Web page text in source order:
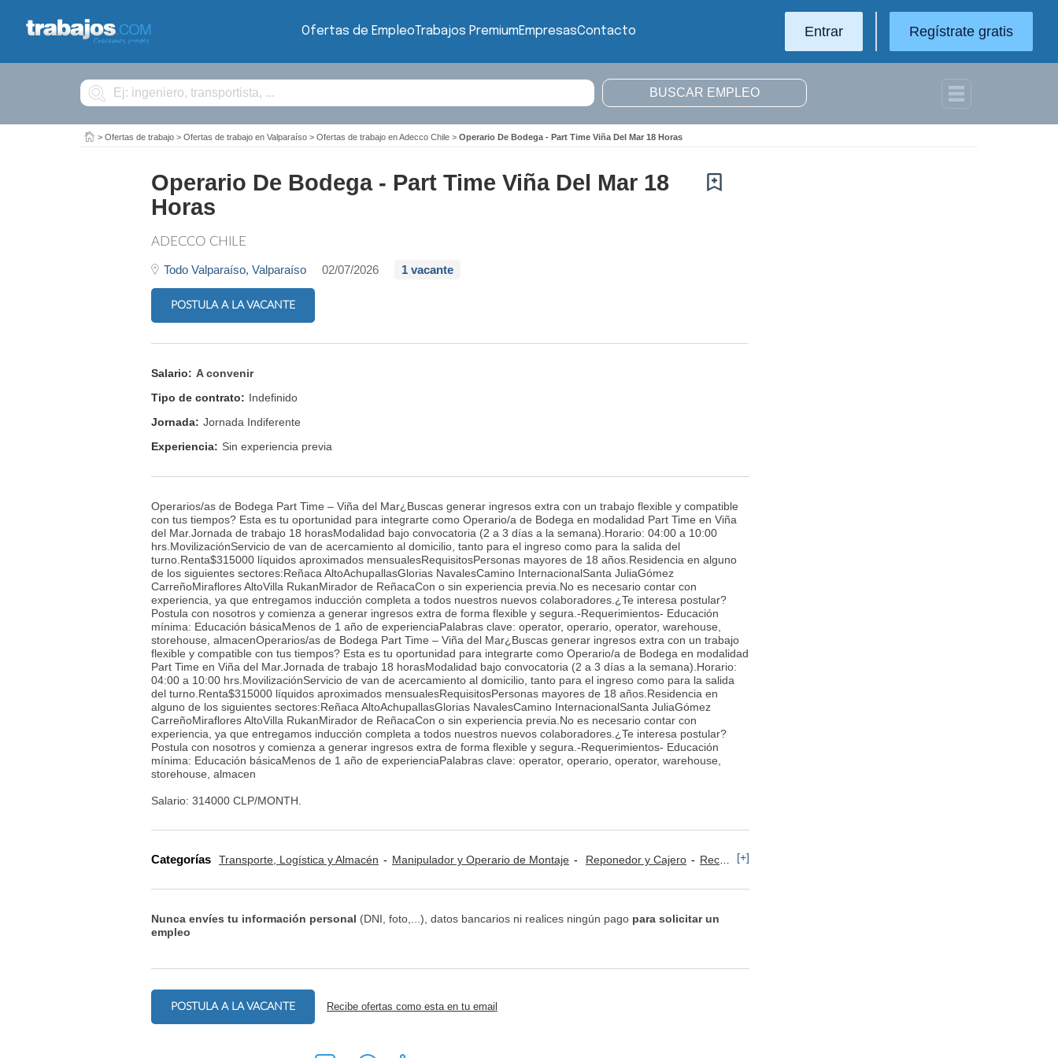
Ofertas de EmpleoTrabajos PremiumEmpresasContacto Entrar Regístrate gratis
Buscar
> Ofertas de trabajo > Ofertas de trabajo en Valparaíso > Ofertas de trabajo en Adecco Chile > Operario De Bodega - Part Time Viña Del Mar 18 Horas
Operario De Bodega - Part Time Viña Del Mar 18
Horas
ADECCO CHILE
Todo Valparaíso, Valparaíso 02/07/2026 1 vacante
POSTULA A LA VACANTE
Salario: A convenir
Tipo de contrato: Indefinido
Jornada: Jornada Indiferente
Experiencia: Sin experiencia previa
Operarios/as de Bodega Part Time – Viña del Mar¿Buscas generar ingresos extra con un trabajo flexible y compatible
con tus tiempos? Esta es tu oportunidad para integrarte como Operario/a de Bodega en modalidad Part Time en Viña
del Mar.Jornada de trabajo 18 horasModalidad bajo convocatoria (2 a 3 días a la semana).Horario: 04:00 a 10:00
hrs.MovilizaciónServicio de van de acercamiento al domicilio, tanto para el ingreso como para la salida del
turno.Renta$315000 líquidos aproximados mensualesRequisitosPersonas mayores de 18 años.Residencia en alguno
de los siguientes sectores:Reñaca AltoAchupallasGlorias NavalesCamino InternacionalSanta JuliaGómez
CarreñoMiraflores AltoVilla RukanMirador de ReñacaCon o sin experiencia previa.No es necesario contar con
experiencia, ya que entregamos inducción completa a todos nuestros nuevos colaboradores.¿Te interesa postular?
Postula con nosotros y comienza a generar ingresos extra de forma flexible y segura.-Requerimientos- Educación
mínima: Educación básicaMenos de 1 año de experienciaPalabras clave: operator, operario, operator, warehouse,
storehouse, almacenOperarios/as de Bodega Part Time – Viña del Mar¿Buscas generar ingresos extra con un trabajo
flexible y compatible con tus tiempos? Esta es tu oportunidad para integrarte como Operario/a de Bodega en modalidad
Part Time en Viña del Mar.Jornada de trabajo 18 horasModalidad bajo convocatoria (2 a 3 días a la semana).Horario:
04:00 a 10:00 hrs.MovilizaciónServicio de van de acercamiento al domicilio, tanto para el ingreso como para la salida
del turno.Renta$315000 líquidos aproximados mensualesRequisitosPersonas mayores de 18 años.Residencia en
alguno de los siguientes sectores:Reñaca AltoAchupallasGlorias NavalesCamino InternacionalSanta JuliaGómez
CarreñoMiraflores AltoVilla RukanMirador de ReñacaCon o sin experiencia previa.No es necesario contar con
experiencia, ya que entregamos inducción completa a todos nuestros nuevos colaboradores.¿Te interesa postular?
Postula con nosotros y comienza a generar ingresos extra de forma flexible y segura.-Requerimientos- Educación
mínima: Educación básicaMenos de 1 año de experienciaPalabras clave: operator, operario, operator, warehouse,
storehouse, almacen
Salario: 314000 CLP/MONTH.
Categorías Transporte, Logística y Almacén Manipulador y Operario de Montaje Reponedor y Cajero Recursos Humanos: Selección de Personal [+]
Nunca envíes tu información personal (DNI, foto,...), datos bancarios ni realices ningún pago para solicitar un
empleo
POSTULA A LA VACANTE Recibe ofertas como esta en tu email